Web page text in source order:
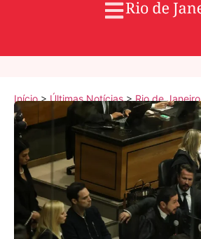
Início>Últimas Notícias>Rio de Janeiro